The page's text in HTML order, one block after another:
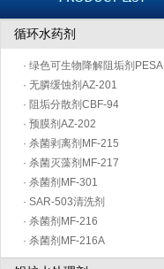
循环水药剂
· 绿色可生物降解阻垢剂PESA
· 无膦缓蚀剂AZ-201
· 阻垢分散剂CBF-94
· 预膜剂AZ-202
· 杀菌剥离剂MF-215
· 杀菌灭藻剂MF-217
· 杀菌剂MF-301
· SAR-503清洗剂
· 杀菌剂MF-216
· 杀菌剂MF-216A